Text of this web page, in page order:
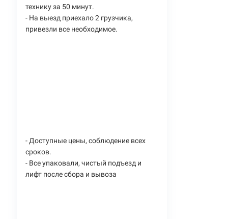
технику за 50 минут.
- На выезд приехало 2 грузчика,
привезли все необходимое.
- Доступные цены, соблюдение всех
сроков.
- Все упаковали, чистый подъезд и
лифт после сбора и вывоза